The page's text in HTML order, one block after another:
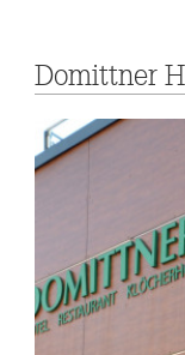
Domittner